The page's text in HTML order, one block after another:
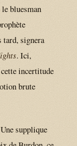
bluesman
tard, signera
. Ici,
incertitude
brute
supplique